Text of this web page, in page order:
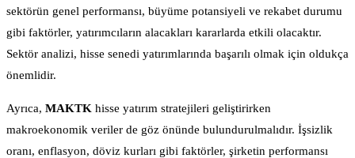
sektörün genel performansı, büyüme potansiyeli ve rekabet durumu
gibi faktörler, yatırımcıların alacakları kararlarda etkili olacaktır.
Sektör analizi, hisse senedi yatırımlarında başarılı olmak için oldukça
önemlidir.
Ayrıca, MAKTK hisse yatırım stratejileri geliştirirken
makroekonomik veriler de göz önünde bulundurulmalıdır. İşsizlik
oranı, enflasyon, döviz kurları gibi faktörler, şirketin performansı